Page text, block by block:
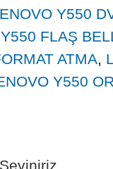
Y550
FLAŞ
ATMA,
Y550